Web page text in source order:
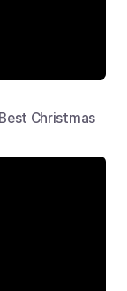
Best Christmas